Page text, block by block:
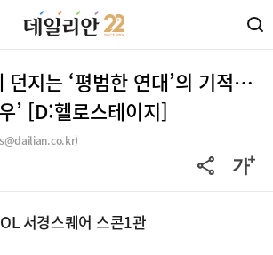
던지는 ‘평범한 연대’의 기적…
’ [D:헬로스테이지]
서경스퀘어 스콘1관